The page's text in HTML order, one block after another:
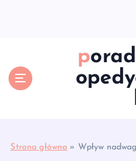
poradniaort
Strona główna » Wpływ